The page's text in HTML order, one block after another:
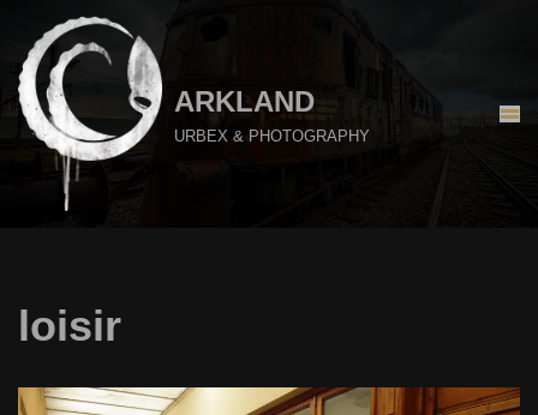
Aller
au
contenu
ARKLAND
URBEX & PHOTOGRAPHY
loisir